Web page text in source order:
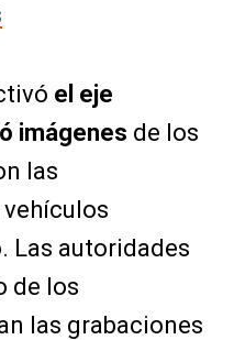
el eje
imágenes de los
las
Las autoridades
de los
las grabaciones